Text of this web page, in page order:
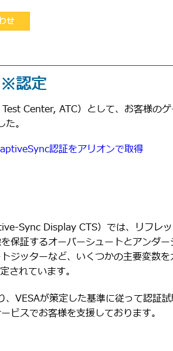
せ
※認定
Center, ATC）として、お客様の
。
認証をアリオンで取得
Sync Display CTS）では、 リフレ
保証するオーバーシュートとアンダー
ジッターなど、いくつかの主要変数を
されています。
VESAが策定した基準に従って認証
ビスでお客様を支援しております。